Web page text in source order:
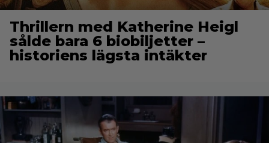
Thrillern med Katherine Heigl
sålde bara 6 biobiljetter –
historiens lägsta intäkter